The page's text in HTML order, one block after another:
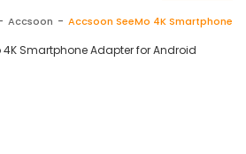
Accsoon Accsoon SeeMo 4K Smartphone